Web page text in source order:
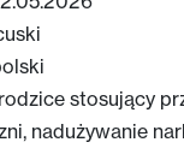
rodzice stosujący
nadużywanie